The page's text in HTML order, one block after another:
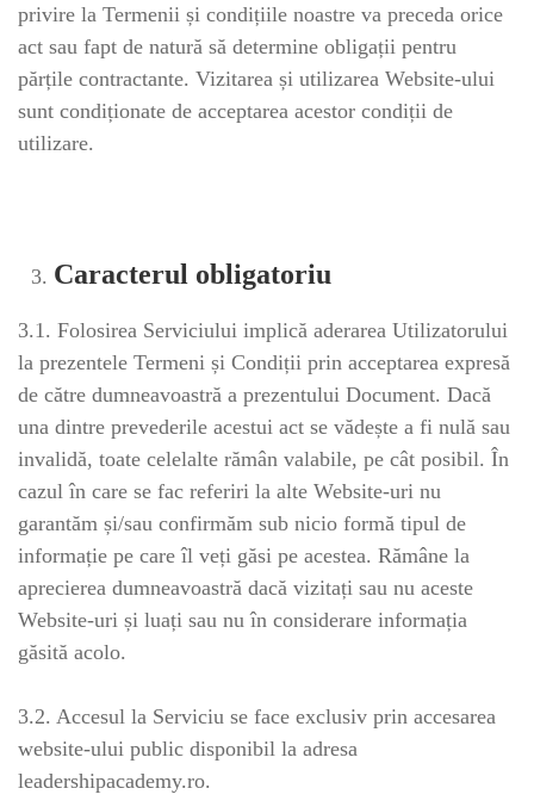
privire la Termenii și condițiile noastre va preceda orice
act sau fapt de natură să determine obligații pentru
părțile contractante. Vizitarea și utilizarea Website-ului
sunt condiționate de acceptarea acestor condiții de
utilizare.
Caracterul obligatoriu
3.1. Folosirea Serviciului implică aderarea Utilizatorului
la prezentele Termeni și Condiții prin acceptarea expresă
de către dumneavoastră a prezentului Document. Dacă
una dintre prevederile acestui act se vădește a fi nulă sau
invalidă, toate celelalte rămân valabile, pe cât posibil. În
cazul în care se fac referiri la alte Website-uri nu
garantăm și/sau confirmăm sub nicio formă tipul de
informație pe care îl veți găsi pe acestea. Rămâne la
aprecierea dumneavoastră dacă vizitați sau nu aceste
Website-uri și luați sau nu în considerare informația
găsită acolo.
3.2. Accesul la Serviciu se face exclusiv prin accesarea
website-ului public disponibil la adresa
leadershipacademy.ro.